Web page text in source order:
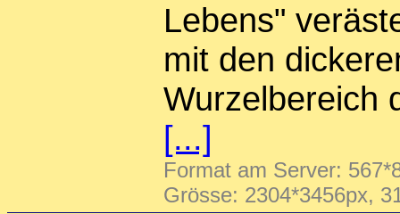
Lebens"
mit den
Wurzelbereich
[...]
Format am Server:
Grösse: 2304*3456px,